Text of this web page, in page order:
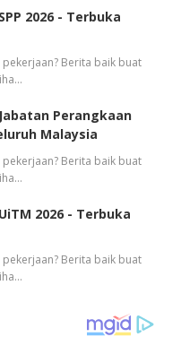
2026 - Terbuka
Berita baik buat
Perangkaan
Malaysia
Berita baik buat
2026 - Terbuka
Berita baik buat